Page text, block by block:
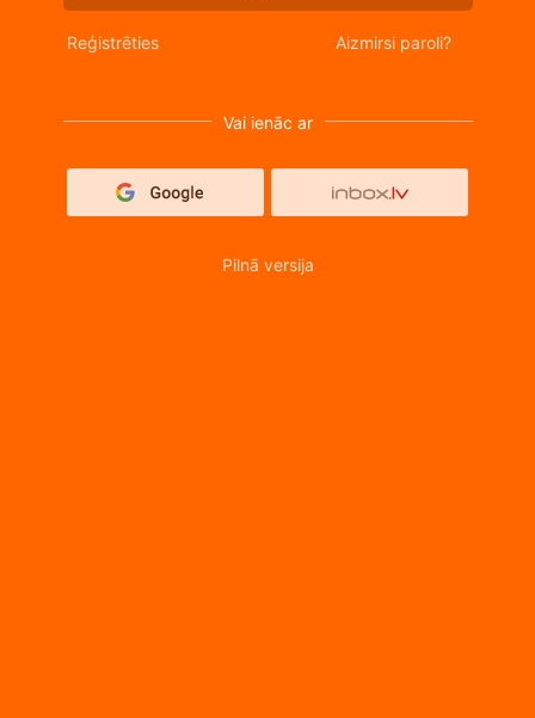
Reģistrēties Aizmirsi paroli?
Vai ienāc ar
Pilnā versija